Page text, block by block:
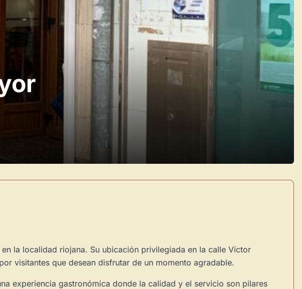
la localidad riojana. Su ubicación privilegiada en la calle Víctor
visitantes que desean disfrutar de un momento agradable.
experiencia gastronómica donde la calidad y el servicio son pilares